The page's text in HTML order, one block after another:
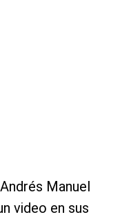
Manuel
video en sus